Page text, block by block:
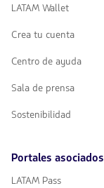
LATAM Wallet
Crea tu cuenta
Centro de ayuda
Sala de prensa
Sostenibilidad
Portales asociados
LATAM Pass